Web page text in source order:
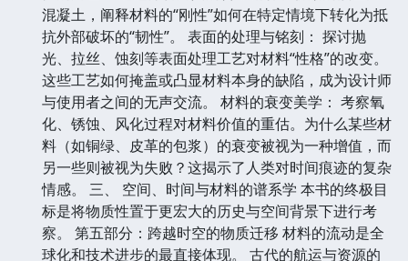
混凝土，阐释材料的“刚性”如何在特定情境下转化为抵
抗外部破坏的“韧性”。 表面的处理与铭刻： 探讨抛
光、拉丝、蚀刻等表面处理工艺对材料“性格”的改变。
这些工艺如何掩盖或凸显材料本身的缺陷，成为设计师
与使用者之间的无声交流。 材料的衰变美学： 考察氧
化、锈蚀、风化过程对材料价值的重估。为什么某些材
料（如铜绿、皮革的包浆）的衰变被视为一种增值，而
另一些则被视为失败？这揭示了人类对时间痕迹的复杂
情感。 三、 空间、时间与材料的谱系学 本书的终极目
标是将物质性置于更宏大的历史与空间背景下进行考
察。 第五部分：跨越时空的物质迁移 材料的流动是全
球化和技术进步的最直接体现。 古代的航运与资源的